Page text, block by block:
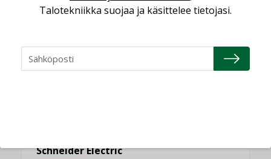
NIMITYKSET
Refair
Schneider Electric
Talotekniikka suojaa ja käsittelee tietojasi.